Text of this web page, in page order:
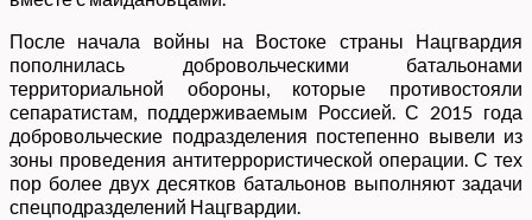
После начала войны на Востоке страны Нацгвардия
пополнилась добровольческими батальонами
территориальной обороны, которые противостояли
сепаратистам, поддерживаемым Россией. С 2015 года
добровольческие подразделения постепенно вывели из
зоны проведения антитеррористической операции. С тех
пор более двух десятков батальонов выполняют задачи
спецподразделений Нацгвардии.